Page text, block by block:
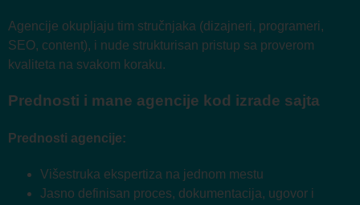
Agencije okupljaju tim stručnjaka (dizajneri, programeri,
SEO, content), i nude strukturisan pristup sa proverom
kvaliteta na svakom koraku.
Prednosti i mane agencije kod izrade sajta
Prednosti agencije:
Višestruka ekspertiza na jednom mestu
Jasno definisan proces, dokumentacija, ugovor i